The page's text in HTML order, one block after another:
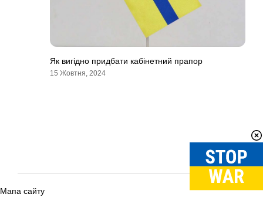
Як вигідно придбати кабінетний прапор
15 Жовтня, 2024
Мапа сайту